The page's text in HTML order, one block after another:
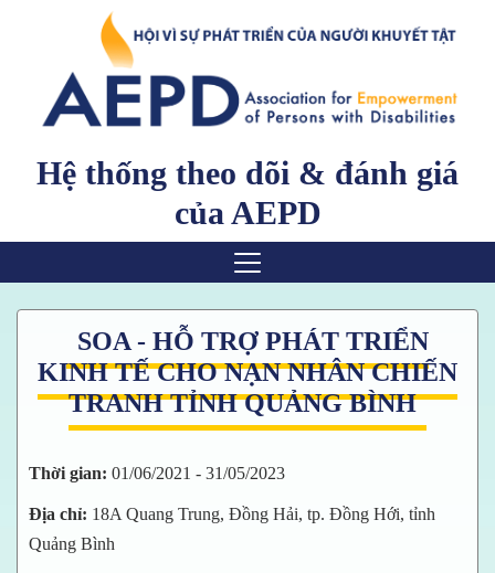
Hệ thống theo dõi & đánh giá
của AEPD
Trang chủ
Giới thiệu
Kết quả
SOA - HỖ TRỢ PHÁT TRIỂN
KINH TẾ CHO NẠN NHÂN CHIẾN
TRANH TỈNH QUẢNG BÌNH
Thời gian: 01/06/2021 - 31/05/2023
Địa chỉ: 18A Quang Trung, Đồng Hải, tp. Đồng Hới, tỉnh
Quảng Bình